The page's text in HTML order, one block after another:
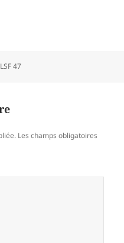
Catégories
LSF 47
Les champs obligatoires